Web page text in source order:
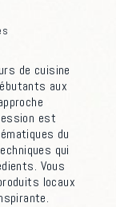
de cuisine
aux
est
du
qui
Vous
locaux